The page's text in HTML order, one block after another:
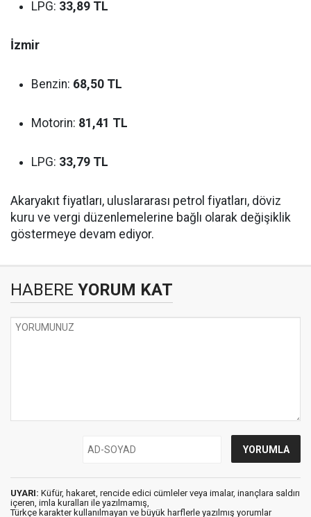
LPG: 33,89 TL
İzmir
Benzin: 68,50 TL
Motorin: 81,41 TL
LPG: 33,79 TL
Akaryakıt fiyatları, uluslararası petrol fiyatları, döviz
kuru ve vergi düzenlemelerine bağlı olarak değişiklik
göstermeye devam ediyor.
HABERE YORUM KAT
UYARI: Küfür, hakaret, rencide edici cümleler veya imalar, inançlara saldırı
içeren, imla kuralları ile yazılmamış,
Türkçe karakter kullanılmayan ve büyük harflerle yazılmış yorumlar